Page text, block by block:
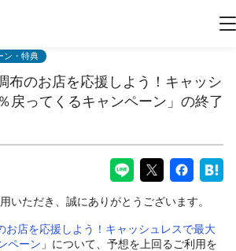
ン・特典
布のお店を応援しよう！キャッシ
戻ってくるキャンペーン」の終了
いただき、誠にありがとうございます。
お店を応援しよう！キャッシュレスで最大
ペーン 」について、予想を上回るご利用を